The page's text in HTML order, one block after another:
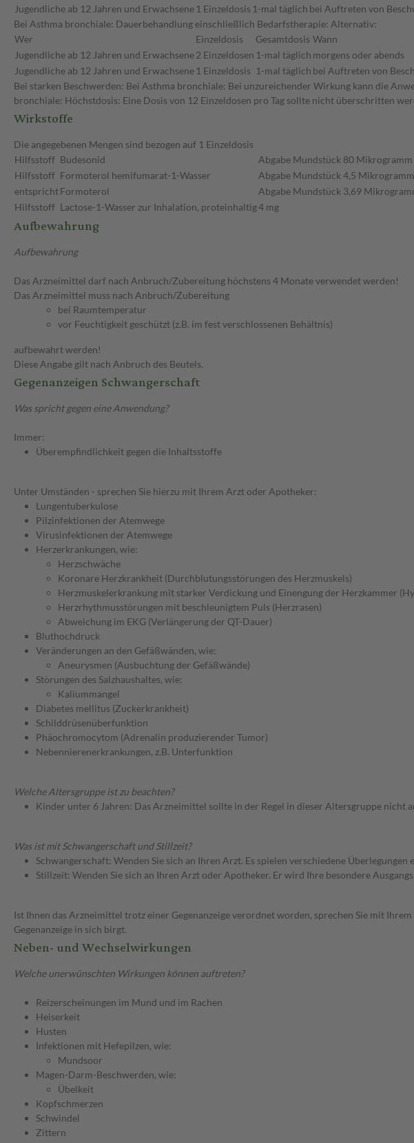
Jugendliche ab 12 Jahren und Erwachsene 1 Einzeldosis 1-mal täglich bei Auftreten von
Bei Asthma bronchiale: Dauerbehandlung einschließlich Bedarfstherapie: Alternativ:
Wer
Einzeldosis Gesamtdosis Wann
Jugendliche ab 12 Jahren und Erwachsene2 Einzeldosen 1-mal täglich morgens oder abends
Jugendliche ab 12 Jahren und Erwachsene 1 Einzeldosis 1-mal täglich bei Auftreten von
Bei starken Beschwerden: Bei Asthma bronchiale: Bei unzureichender Wirkung kann die
bronchiale: Höchstdosis: Eine Dosis von 12 Einzeldosen pro Tag sollte nicht überschritten
Wirkstoffe
Die angegebenen Mengen sind bezogen auf 1 Einzeldosis
Hilfsstoff Budesonid
Abgabe Mundstück 80 Mikrogramm
Hilfsstoff Formoterol hemifumarat-1-Wasser
Abgabe Mundstück 4,5 Mikrogramm
entsprichtFormoterol
Abgabe Mundstück 3,69
Hilfsstoff Lactose-1-Wasser zur Inhalation, proteinhaltig4 mg
Aufbewahrung
Aufbewahrung
Das Arzneimittel darf nach Anbruch/Zubereitung höchstens 4 Monate verwendet werden!
Das Arzneimittel muss nach Anbruch/Zubereitung
bei Raumtemperatur
vor Feuchtigkeit geschützt (z.B. im fest verschlossenen Behältnis)
aufbewahrt werden!
Diese Angabe gilt nach Anbruch des Beutels.
Gegenanzeigen Schwangerschaft
Was spricht gegen eine Anwendung?
Immer:
Überempfindlichkeit gegen die Inhaltsstoffe
Unter Umständen - sprechen Sie hierzu mit Ihrem Arzt oder Apotheker:
Lungentuberkulose
Pilzinfektionen der Atemwege
Virusinfektionen der Atemwege
Herzerkrankungen, wie:
Herzschwäche
Koronare Herzkrankheit (Durchblutungsstörungen des Herzmuskels)
Herzmuskelerkrankung mit starker Verdickung und Einengung der Herzkammer
Herzrhythmusstörungen mit beschleunigtem Puls (Herzrasen)
Abweichung im EKG (Verlängerung der QT-Dauer)
Bluthochdruck
Veränderungen an den Gefäßwänden, wie:
Aneurysmen (Ausbuchtung der Gefäßwände)
Störungen des Salzhaushaltes, wie:
Kaliummangel
Diabetes mellitus (Zuckerkrankheit)
Schilddrüsenüberfunktion
Phäochromocytom (Adrenalin produzierender Tumor)
Nebennierenerkrankungen, z.B. Unterfunktion
Welche Altersgruppe ist zu beachten?
Kinder unter 6 Jahren: Das Arzneimittel sollte in der Regel in dieser Altersgruppe nicht
Was ist mit Schwangerschaft und Stillzeit?
Schwangerschaft: Wenden Sie sich an Ihren Arzt. Es spielen verschiedene
Stillzeit: Wenden Sie sich an Ihren Arzt oder Apotheker. Er wird Ihre besondere
Ist Ihnen das Arzneimittel trotz einer Gegenanzeige verordnet worden, sprechen Sie mit
Gegenanzeige in sich birgt.
Neben- und Wechselwirkungen
Welche unerwünschten Wirkungen können auftreten?
Reizerscheinungen im Mund und im Rachen
Heiserkeit
Husten
Infektionen mit Hefepilzen, wie:
Mundsoor
Magen-Darm-Beschwerden, wie:
Übelkeit
Kopfschmerzen
Schwindel
Zittern